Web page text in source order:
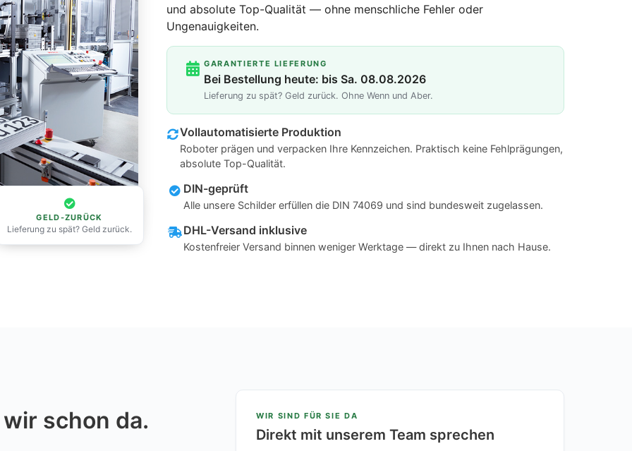
GELD-ZURÜCK
Lieferung zu spät? Geld zurück.
und absolute Top-Qualität — ohne menschliche Fehler oder
Ungenauigkeiten.
GARANTIERTE LIEFERUNG
Bei Bestellung heute: bis Sa. 08.08.2026
Lieferung zu spät? Geld zurück. Ohne Wenn und Aber.
Vollautomatisierte Produktion
Roboter prägen und verpacken Ihre Kennzeichen. Praktisch keine Fehlprägungen,
absolute Top-Qualität.
DIN-geprüft
Alle unsere Schilder erfüllen die DIN 74069 und sind bundesweit zugelassen.
DHL-Versand inklusive
Kostenfreier Versand binnen weniger Werktage — direkt zu Ihnen nach Hause.
schon da. WIR SIND FÜR SIE DA
Direkt mit unserem Team sprechen